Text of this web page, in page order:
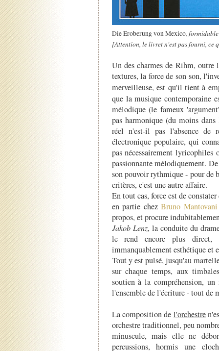
Die Eroberung von Mexico,
[Attention, le livret n'est pas fourni, ce
Un des charmes de Rihm, outre
textures, la force de son son,
merveilleuse, est qu'il tient à
que la musique contemporaine
mélodique (le fameux
pas harmonique (du moins
réel n'est-il pas l'absence
électronique populaire, qui
pas nécessairement lyricophiles
passionnante mélodiquement.
son pouvoir rythmique - pour de
critères, c'est une autre affaire.
En tout cas, force est de
en partie chezBruno Mantovani
propos, et procure
Jakob Lenz, la conduite du
le rend encore plus direct,
immanquablement esthétique et
Tout y est pulsé, jusqu'au
sur chaque temps, aux
soutien à la compréhension,
l'ensemble de l'écriture - tout de
La composition de l'orchestre
orchestre traditionnel, peu
minuscule, mais elle ne
percussions, hormis une